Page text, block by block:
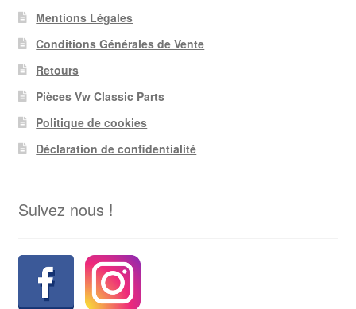
Mentions Légales
Conditions Générales de Vente
Retours
Pièces Vw Classic Parts
Politique de cookies
Déclaration de confidentialité
Suivez nous !